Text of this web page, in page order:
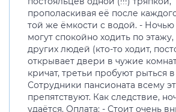
прополаскивая её после
той же ёмкости с водой. - Ночью
могут спокойно ходить по
других людей (кто-то ходит,
открывает двери в чужие
кричат, третьи пробуют рыться
Сотрудники пансионата всему
препятствуют. Как следствие,
удаётся. Оплата: - Стоит очень